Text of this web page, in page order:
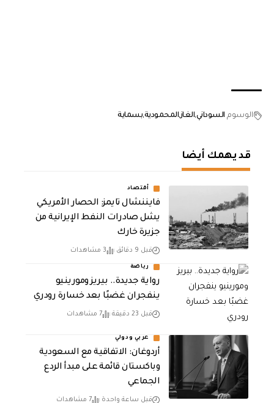
الوسوم السودانيالغاز المحموديةبسماية
قد يهمك أيضا
أقتصاد
فايننشال تايمز: الحصار الأمريكي
يشل صادرات النفط الإيرانية من
جزيرة خارك
قبل 9 دقائق 3 مشاهدات
رياضة
رواية جديدة.. بيريز ومورينيو
ينفجران غضبًا بعد خسارة رودري
قبل 23 دقيقة 7 مشاهدات
عربي ودولي
أردوغان: الاتفاقية مع السعودية
وباكستان قائمة على مبدأ الردع
الجماعي
قبل ساعة واحدة 7 مشاهدات